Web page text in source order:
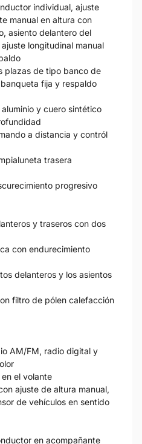
individual, ajuste
manual en altura con
asiento delantero del
longitudinal manual
plazas de tipo banco de
fija y respaldo
y cuero sintético
a distancia y contról
trasera
progresivo
y traseros con dos
con endurecimiento
delanteros y los asientos
filtro de pólen calefacción
AM/FM, radio digital y
el volante
ajuste de altura manual,
de vehículos en sentido
en acompañante